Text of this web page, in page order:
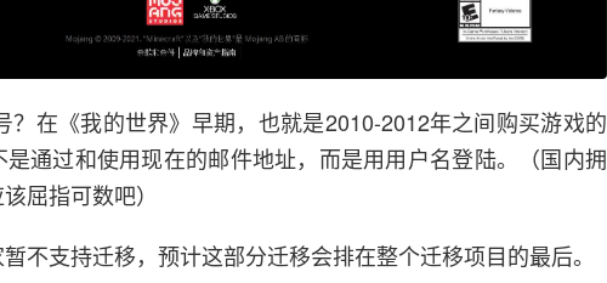
？在《我的世界》早期，也就是2010-2012年之间购买游戏的
通过和使用现在的邮件地址，而是用用户名登陆。（国内拥
屈指可数吧）
不支持迁移，预计这部分迁移会排在整个迁移项目的最后。